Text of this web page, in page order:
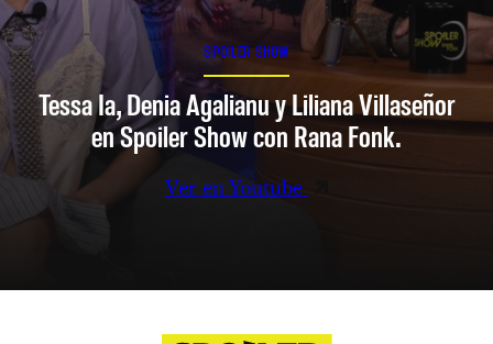
SPOILER SHOW
Tessa Ia, Denia Agalianu y Liliana Villaseñor
en Spoiler Show con Rana Fonk.
Ver en Youtube